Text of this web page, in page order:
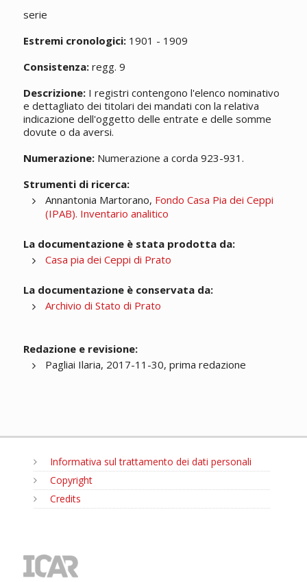
serie
Estremi cronologici:1901 - 1909
Consistenza:regg. 9
Descrizione:I registri contengono l'elenco nominativo
e dettagliato dei titolari dei mandati con la relativa
indicazione dell'oggetto delle entrate e delle somme
dovute o da aversi.
Numerazione:Numerazione a corda 923-931.
Strumenti di ricerca:
Annantonia Martorano, Fondo Casa Pia dei Ceppi
(IPAB). Inventario analitico
La documentazione è stata prodotta da:
Casa pia dei Ceppi di Prato
La documentazione è conservata da:
Archivio di Stato di Prato
Redazione e revisione:
Pagliai Ilaria, 2017-11-30, prima redazione
Informativa sul trattamento dei dati personali
Copyright
Credits